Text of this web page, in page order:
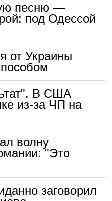
песню —
под Одессой
от Украины
В США
из-за ЧП на
волну
"Это
заговорил